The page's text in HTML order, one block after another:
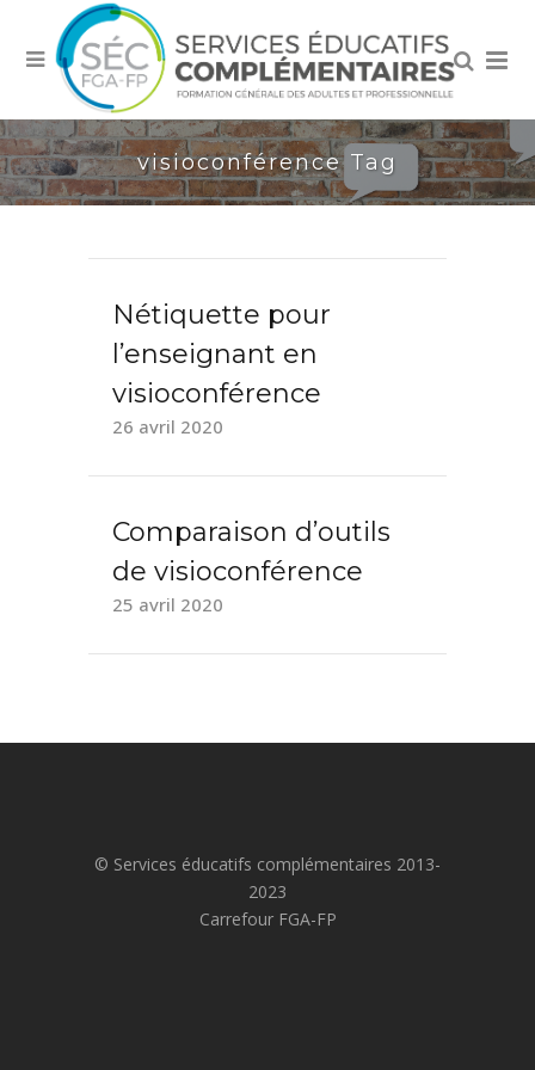
visioconférence Tag
Nétiquette pour
l’enseignant en
visioconférence
26 avril 2020
Comparaison d’outils
de visioconférence
25 avril 2020
© Services éducatifs complémentaires 2013-
2023
Carrefour FGA-FP